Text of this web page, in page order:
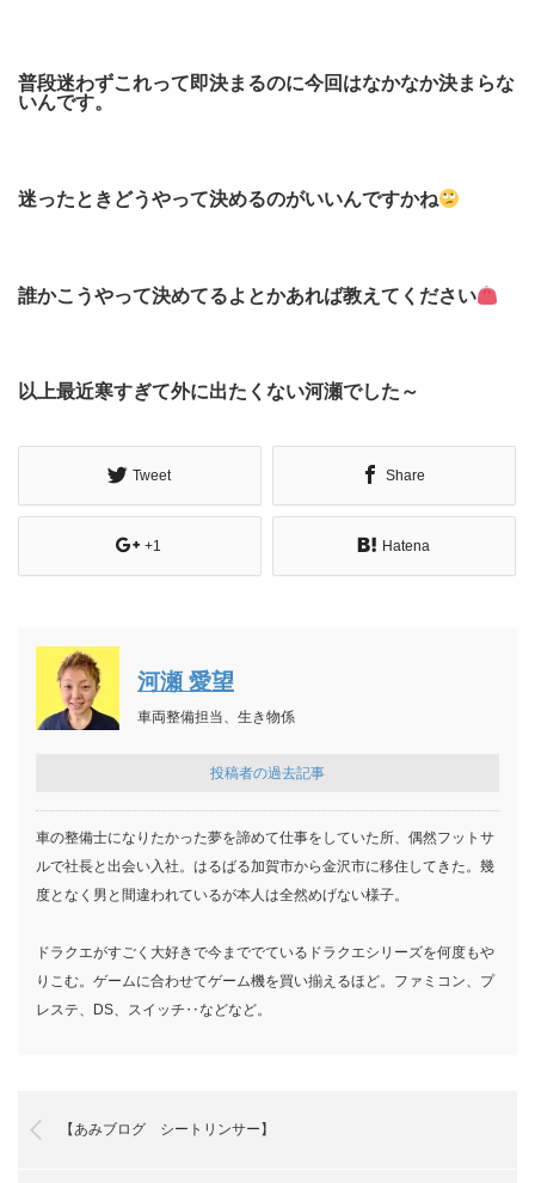
普段迷わずこれって即決まるのに今回はなかなか決まらな
いんです。
迷ったときどうやって決めるのがいいんですかね
誰かこうやって決めてるよとかあれば教えてください
以上最近寒すぎて外に出たくない河瀬でした～
Tweet Share
+1 Hatena
河瀬 愛望
車両整備担当、生き物係
投稿者の過去記事
車の整備士になりたかった夢を諦めて仕事をしていた所、偶然フットサ
ルで社長と出会い入社。はるばる加賀市から金沢市に移住してきた。幾
度となく男と間違われているが本人は全然めげない様子。
ドラクエがすごく大好きで今まででているドラクエシリーズを何度もや
りこむ。ゲームに合わせてゲーム機を買い揃えるほど。ファミコン、プ
レステ、DS、スイッチ‥などなど。
【あみブログ シートリンサー】